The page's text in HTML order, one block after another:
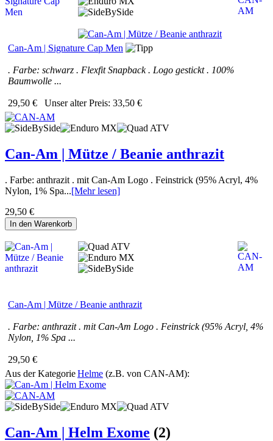
Can-Am | Signature Cap Men
. Farbe: schwarz . Flexfit Snapback . Logo gestickt . 100%
Baumwolle ...
29,50 € Unser alter Preis: 33,50 €
Can-Am | Mütze / Beanie anthrazit
. Farbe: anthrazit . mit Can-Am Logo . Feinstrick (95% Acryl, 4%
Nylon, 1% Spa...[Mehr lesen]
29,50 €
In den Warenkorb
Can-Am | Mütze / Beanie anthrazit
. Farbe: anthrazit . mit Can-Am Logo . Feinstrick (95% Acryl, 4%
Nylon, 1% Spa ...
29,50 €
Aus der KategorieHelme (z.B. von CAN-AM):
Can-Am | Helm Exome (2)